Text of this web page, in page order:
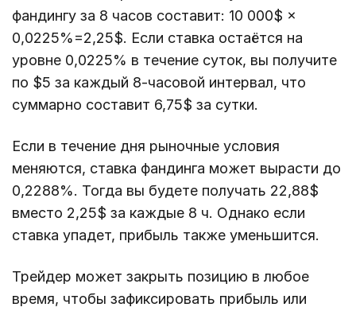
фандингу за 8 часов составит: 10 000$ ×
0,0225%=2,25$. Если ставка остаётся на
уровне 0,0225% в течение суток, вы получите
по $5 за каждый 8-часовой интервал, что
суммарно составит 6,75$ за сутки.
Если в течение дня рыночные условия
меняются, ставка фандинга может вырасти до
0,2288%. Тогда вы будете получать 22,88$
вместо 2,25$ за каждые 8 ч. Однако если
ставка упадет, прибыль также уменьшится.
Трейдер может закрыть позицию в любое
время, чтобы зафиксировать прибыль или